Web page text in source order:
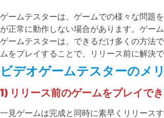
ゲームテスターは、ゲームでの様々な問題
が正常に動作しない場合があります。ゲー
ゲームテスターは、できるだけ多くの方法
ムをプレイすることで、リリース前に解決
ビデオゲームテスターのメ
1) リリース前のゲームをプレイでき
一見ゲームは完成と同時に素早くリリース